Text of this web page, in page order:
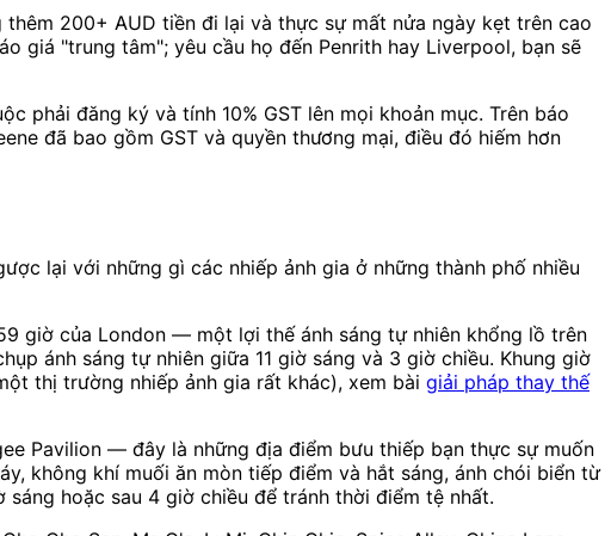
200+ AUD tiền đi lại và thực sự mất nửa ngày kẹt trên cao
giá "trung tâm"; yêu cầu họ đến Penrith hay Liverpool, bạn sẽ
phải đăng ký và tính 10% GST lên mọi khoản mục. Trên báo
đã bao gồm GST và quyền thương mại, điều đó hiếm hơn
lại với những gì các nhiếp ảnh gia ở những thành phố nhiều
giờ của London — một lợi thế ánh sáng tự nhiên khổng lồ trên
ánh sáng tự nhiên giữa 11 giờ sáng và 3 giờ chiều. Khung giờ
thị trường nhiếp ảnh gia rất khác), xem bài giải pháp thay thế
Pavilion — đây là những địa điểm bưu thiếp bạn thực sự muốn
không khí muối ăn mòn tiếp điểm và hắt sáng, ánh chói biển từ
hoặc sau 4 giờ chiều để tránh thời điểm tệ nhất.